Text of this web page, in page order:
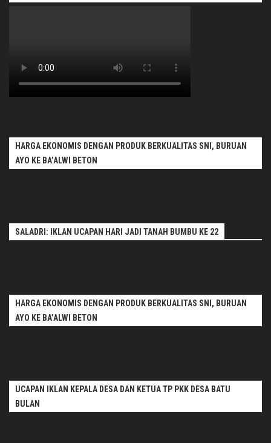
HARGA EKONOMIS DENGAN PRODUK BERKUALITAS SNI, BURUAN
AYO KE BA’ALWI BETON
SALADRI: IKLAN UCAPAN HARI JADI TANAH BUMBU KE 22
HARGA EKONOMIS DENGAN PRODUK BERKUALITAS SNI, BURUAN
AYO KE BA’ALWI BETON
UCAPAN IKLAN KEPALA DESA DAN KETUA TP PKK DESA BATU
BULAN